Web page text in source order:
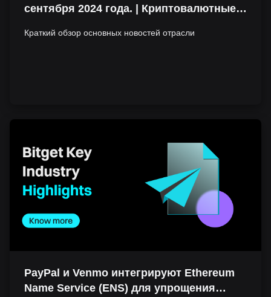
сентября 2024 года. | Криптовалютные
Краткий обзор основных новостей отрасли
PayPal и Venmo интегрируют Ethereum
Name Service (ENS) для упрощения